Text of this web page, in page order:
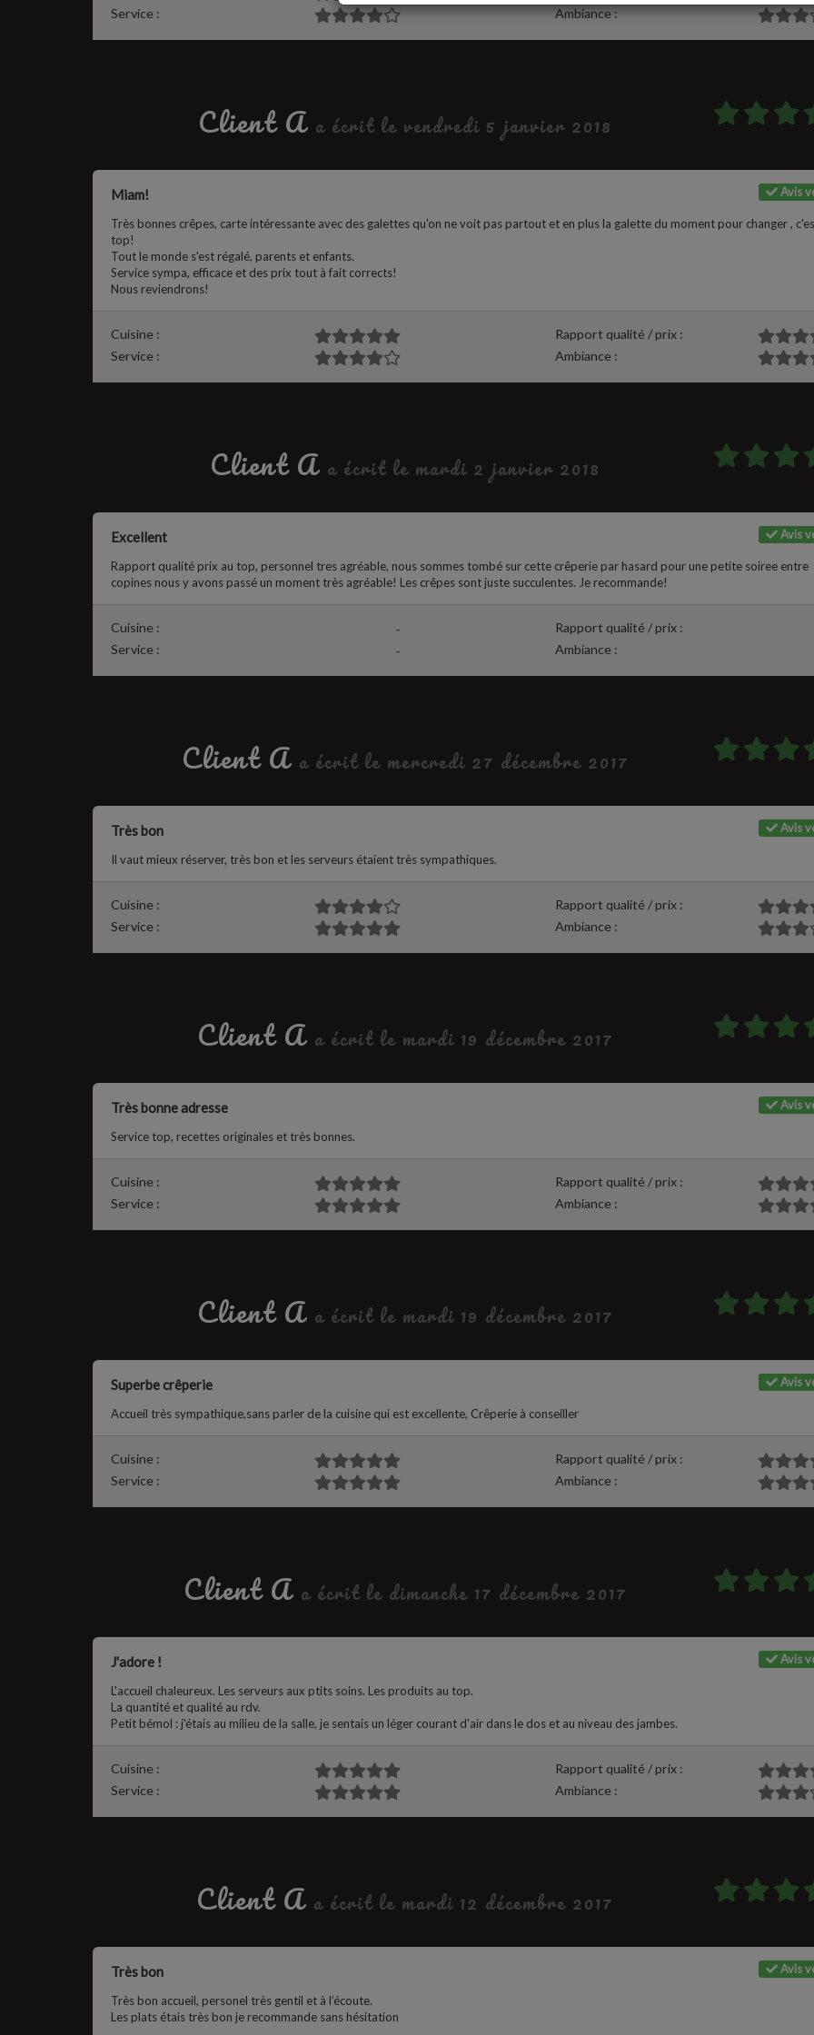
Service :
Ambiance :
Client A a écrit le vendredi 5 janvier 2018
Avis
Miam!
Très bonnes crêpes, carte intéressante avec des galettes qu'on ne voit pas partout et en plus la galette du moment pour changer ,
top!
Tout le monde s'est régalé, parents et enfants.
Service sympa, efficace et des prix tout à fait corrects!
Nous reviendrons!
Cuisine :
Rapport qualité / prix :
Service :
Ambiance :
Client A a écrit le mardi 2 janvier 2018
Avis
Excellent
Rapport qualité prix au top, personnel tres agréable, nous sommes tombé sur cette crêperie par hasard pour une petite soiree entre
copines nous y avons passé un moment très agréable! Les crêpes sont juste succulentes. Je recommande!
-
Cuisine : Rapport qualité / prix :
-
Service : Ambiance :
Client A a écrit le mercredi 27 décembre 2017
Avis
Très bon
Il vaut mieux réserver, très bon et les serveurs étaient très sympathiques.
Cuisine :
Rapport qualité / prix :
Service :
Ambiance :
Client A a écrit le mardi 19 décembre 2017
Avis
Très bonne adresse
Service top, recettes originales et très bonnes.
Cuisine :
Rapport qualité / prix :
Service :
Ambiance :
Client A a écrit le mardi 19 décembre 2017
Avis
Superbe crêperie
Accueil très sympathique,sans parler de la cuisine qui est excellente, Crêperie à conseiller
Cuisine :
Rapport qualité / prix :
Service :
Ambiance :
Client A a écrit le dimanche 17 décembre 2017
Avis
J'adore !
L'accueil chaleureux. Les serveurs aux ptits soins. Les produits au top.
La quantité et qualité au rdv.
Petit bémol : j'étais au milieu de la salle, je sentais un léger courant d'air dans le dos et au niveau des jambes.
Cuisine :
Rapport qualité / prix :
Service :
Ambiance :
Client A a écrit le mardi 12 décembre 2017
Avis
Très bon
Très bon accueil, personel très gentil et à l’écoute.
Les plats étais très bon je recommande sans hésitation